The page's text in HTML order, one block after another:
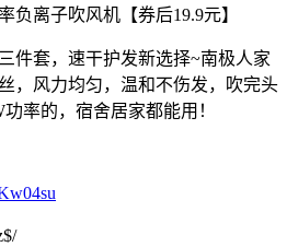
负离子吹风机【券后19.9元】
件套，速干护发新选择~南极人家
，风力均匀，温和不伤发，吹完头
率的，宿舍居家都能用！